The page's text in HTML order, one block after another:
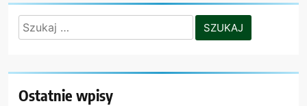
Szukaj:
Ostatnie wpisy